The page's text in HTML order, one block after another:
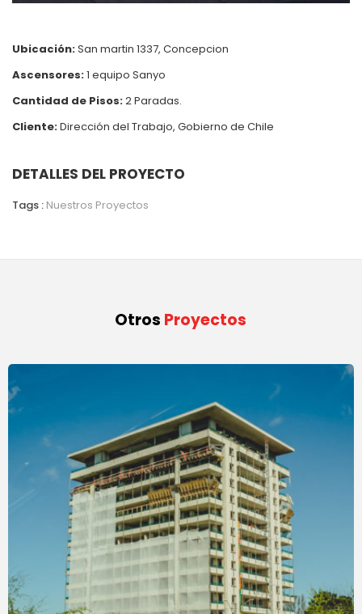
Ubicación:San martin 1337, Concepcion
Ascensores:1 equipo Sanyo
Cantidad de Pisos:2 Paradas.
Cliente:Dirección del Trabajo, Gobierno de Chile
DETALLES DEL PROYECTO
Tags : Nuestros Proyectos
Otros Proyectos